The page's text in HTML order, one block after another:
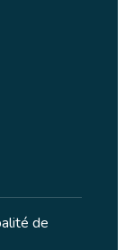
de